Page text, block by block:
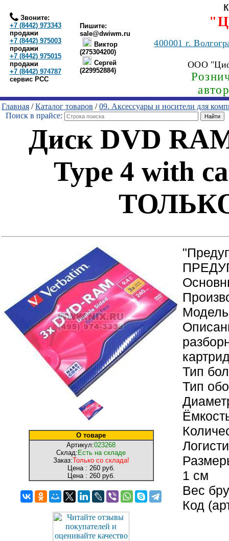
Звоните:
+7 (8442) 973343
продажи
+7 (8442) 975003
продажи
+7 (8442) 975015
продажи
+7 (8442) 974787
сервис РСС
Пишите:
sale@dwiwm.ru
Виктор
(275304200)
Сергей
(229952884)
400001г.
ООО
Главная /Каталог товаров /09. Аксессуары и носители для
Поиск в прайсе:
Диск DVD
Type 4 with
О товаре
Артикул:023268
Склад: Есть на складе
Заказ:Только со склада!
Цена : 260 руб.
Цена : 260 руб.
Тип
Тип
1 см
Вес
Код